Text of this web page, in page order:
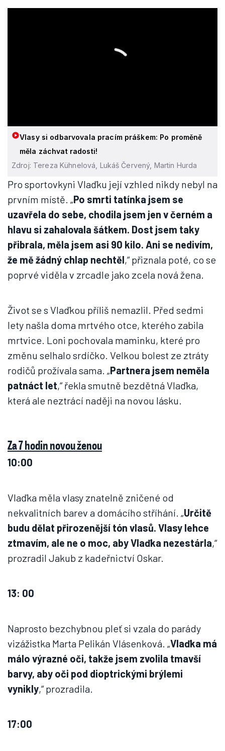
Vlasy si odbarvovala pracím práškem: Po proměně
měla záchvat radosti!
Zdroj: Tereza Kühnelová, Lukáš Červený, Martin Hurda
Pro sportovkyni Vlaďku její vzhled nikdy nebyl na
prvním místě. „Po smrti tatínka jsem se
uzavřela do sebe, chodila jsem jen v černém a
hlavu si zahalovala šátkem. Dost jsem taky
přibrala, měla jsem asi 90 kilo. Ani se nedivím,
že mě žádný chlap nechtěl,“ přiznala poté, co se
poprvé viděla v zrcadle jako zcela nová žena.
Život se s Vlaďkou příliš nemazlil. Před sedmi
lety našla doma mrtvého otce, kterého zabila
mrtvice. Loni pochovala maminku, které pro
změnu selhalo srdíčko. Velkou bolest ze ztráty
rodičů prožívala sama. „Partnera jsem neměla
patnáct let,“ řekla smutně bezdětná Vlaďka,
která ale neztrácí naději na novou lásku.
Za 7 hodin novou ženou
10:00
Vlaďka měla vlasy znatelně zničené od
nekvalitních barev a domácího stříhání. „Určitě
budu dělat přirozenější tón vlasů. Vlasy lehce
ztmavím, ale ne o moc, aby Vlaďka nezestárla,“
prozradil Jakub z kadeřnictví Oskar.
13: 00
Naprosto bezchybnou pleť si vzala do parády
vizážistka Marta Pelikán Vlásenková. „Vlaďka má
málo výrazné oči, takže jsem zvolila tmavší
barvy, aby oči pod dioptrickými brýlemi
vynikly,“ prozradila.
17:00